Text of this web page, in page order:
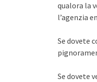
qualora la
l’agenzia
Se dovete
Se dovete